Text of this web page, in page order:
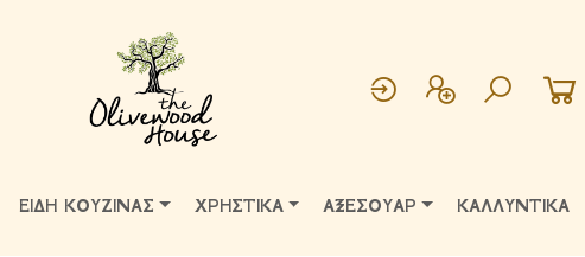
ΕΙΔΗ ΚΟΥΖΙΝΑΣ ΧΡΗΣΤΙΚΑ ΑΞΕΣΟΥΑΡ ΚΑΛΛΥΝΤΙΚΑ